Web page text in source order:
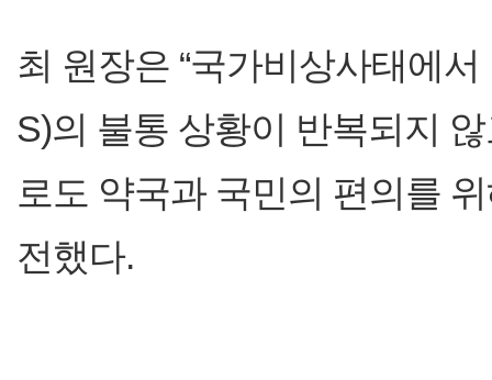
최 원장은 “국가비상사태에
S)의 불통 상황이 반복되지
로도 약국과 국민의 편의를
전했다.